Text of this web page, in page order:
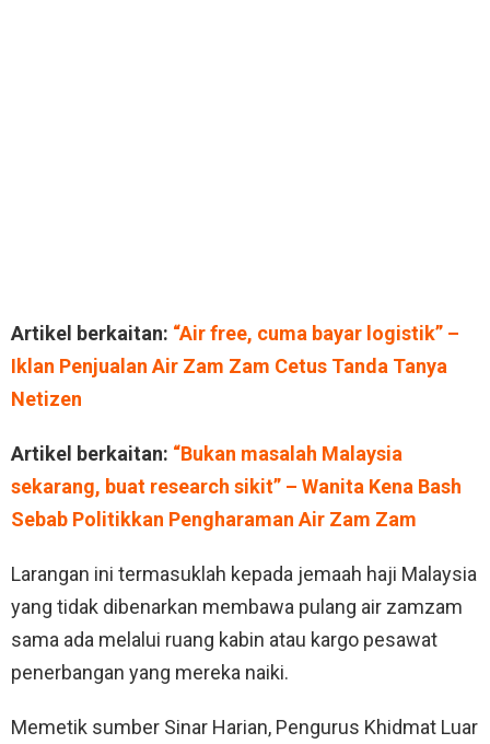
Artikel berkaitan: “Air free, cuma bayar logistik” –
Iklan Penjualan Air Zam Zam Cetus Tanda Tanya
Netizen
Artikel berkaitan: “Bukan masalah Malaysia
sekarang, buat research sikit” – Wanita Kena Bash
Sebab Politikkan Pengharaman Air Zam Zam
Larangan ini termasuklah kepada jemaah haji Malaysia
yang tidak dibenarkan membawa pulang air zamzam
sama ada melalui ruang kabin atau kargo pesawat
penerbangan yang mereka naiki.
Memetik sumber Sinar Harian, Pengurus Khidmat Luar